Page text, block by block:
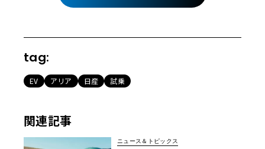
tag:
EV アリア 日産 試乗
関連記事
ニュース＆トピックス